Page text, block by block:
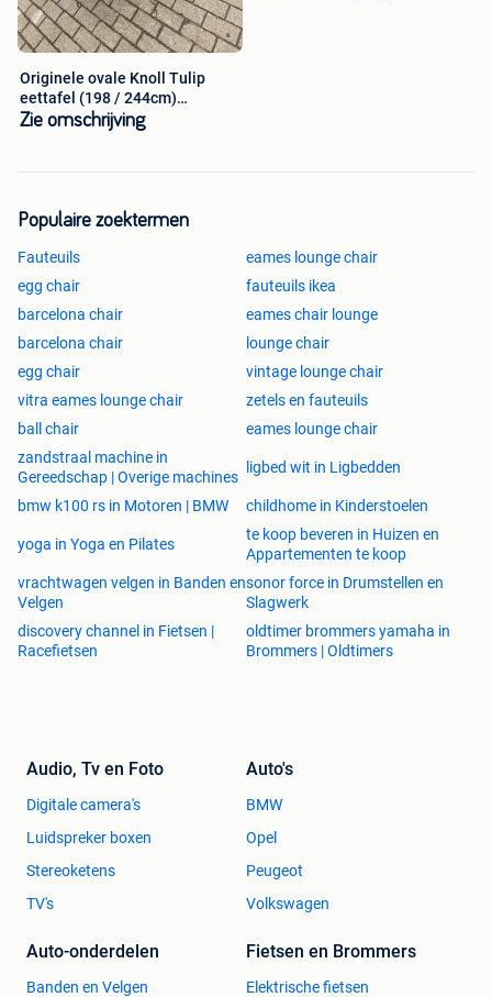
Originele ovale Knoll Tulip
eettafel (198 / 244cm)
Emperador
Zie omschrijving
Populaire zoektermen
Fauteuils
eames lounge chair
egg chair
fauteuils ikea
barcelona chair
eames chair lounge
barcelona chair
lounge chair
egg chair
vintage lounge chair
vitra eames lounge chair
zetels en fauteuils
ball chair
eames lounge chair
zandstraal machine in
Gereedschap | Overige machines
ligbed wit in Ligbedden
bmw k100 rs in Motoren | BMW childhome in Kinderstoelen
yoga in Yoga en Pilates
te koop beveren in Huizen en
Appartementen te koop
vrachtwagen velgen in Banden en
Velgen
sonor force in Drumstellen en
Slagwerk
discovery channel in Fietsen |
Racefietsen
oldtimer brommers yamaha in
Brommers | Oldtimers
Audio, Tv en Foto
Digitale camera's
Luidspreker boxen
Stereoketens
TV's
Auto's
BMW
Opel
Peugeot
Volkswagen
Auto-onderdelen
Banden en Velgen
Fietsen en Brommers
Elektrische fietsen